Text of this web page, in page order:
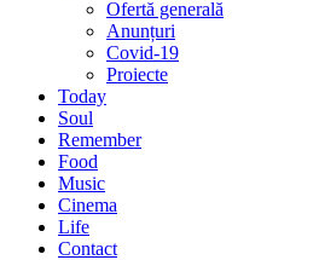
Ofertă generală
Anunțuri
Covid-19
Proiecte
Today
Soul
Remember
Food
Music
Cinema
Life
Contact